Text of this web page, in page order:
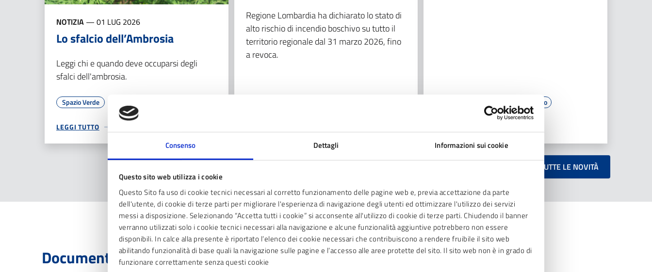
Consenso Dettagli Informazioni sui cookie
Questo sito web utilizza i cookie
Questo Sito fa uso di cookie tecnici necessari al corretto funzionamento delle pagine web e, previa accettazione da parte
dell'utente, di cookie di terze parti per migliorare l'esperienza di navigazione degli utenti ed ottimizzare l'utilizzo dei servizi
messi a disposizione. Selezionando “Accetta tutti i cookie” si acconsente all'utilizzo di cookie di terze parti. Chiudendo il banner
verranno utilizzati solo i cookie tecnici necessari alla navigazione e alcune funzionalità aggiuntive potrebbero non essere
disponibili. In calce alla presente è riportato l’elenco dei cookie necessari che contribuiscono a rendere fruibile il sito web
abilitando funzionalità di base quali la navigazione sulle pagine e l’accesso alle aree protette del sito. Il sito web non è in grado di
funzionare correttamente senza questi cookie
NOTIZIA — 01 LUG 2026
Lo sfalcio dell’Ambrosia
Leggi chi e quando deve occuparsi degli
sfalci dell'ambrosia.
Spazio Verde
LEGGI TUTTO
Regione Lombardia ha dichiarato lo stato di
alto rischio di incendio boschivo su tutto il
territorio regionale dal 31 marzo 2026, fino
a revoca.
Animale domestico
TUTTE LE NOVITÀ
Documenti